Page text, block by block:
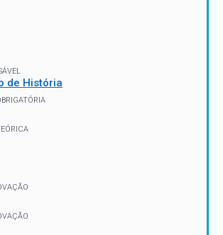
de História